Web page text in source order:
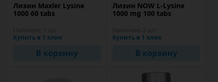
Лизин Maxler Lysine
1000 60 tabs
Купить в 1 клик
В корзину
Лизин NOW L-Lysine
1000 mg 100 tabs
Купить в 1 клик
В корзину